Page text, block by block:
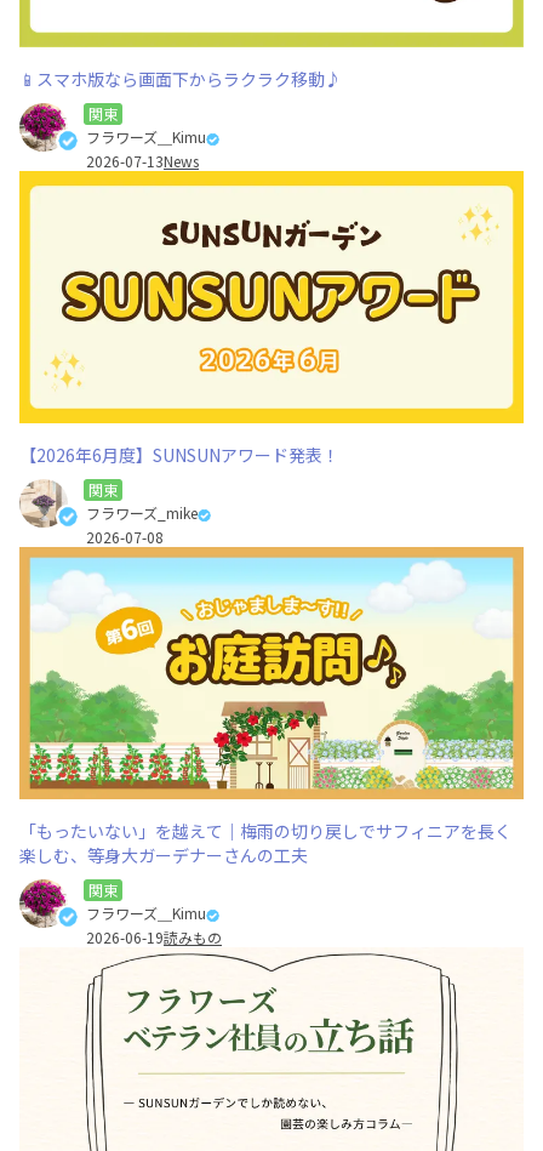
📱スマホ版なら画面下からラクラク移動♪
関東
フラワーズ＿Kimu
2026-07-13News
【2026年6月度】SUNSUNアワード発表！
関東
フラワーズ_mike
2026-07-08
「もったいない」を越えて｜梅雨の切り戻しでサフィニアを長く
楽しむ、等身大ガーデナーさんの工夫
関東
フラワーズ＿Kimu
2026-06-19読みもの